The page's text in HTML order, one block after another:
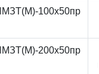
100x50пр
200x50пр